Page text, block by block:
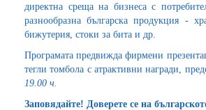
директна среща на бизнеса с
разнообразна българска продукция -
бижутерия, стоки за бита и др.
Програмата предвижда фирмени
тегли томбола с атрактивни награди,
19.00 ч.
Заповядайте! Доверете се на